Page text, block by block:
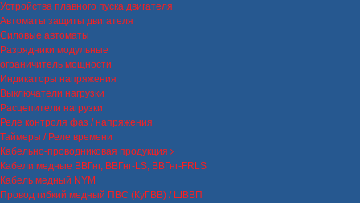
Устройства плавного пуска двигателя
Автоматы защиты двигателя
Силовые автоматы
Разрядники модульные
ограничитель мощности
Индикаторы напряжения
Выключатели нагрузки
Расцепители нагрузки
Реле контроля фаз / напряжения
Таймеры / Реле времени
Кабельно-проводниковая продукция
Кабели медные ВВГнг, ВВГнг-LS, ВВГнг-FRLS
Кабель медный NYM
Провод гибкий медный ПВС (КуГВВ) / ШВВП